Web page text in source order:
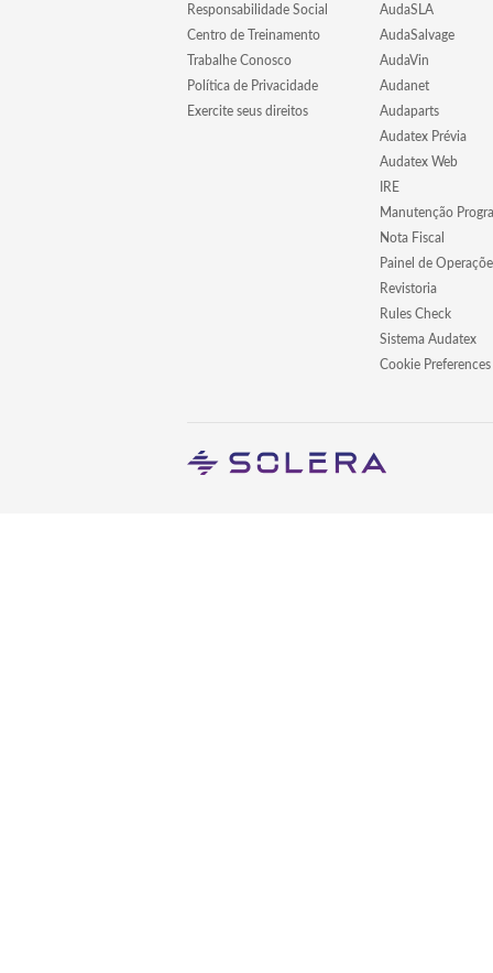
Responsabilidade Social
Centro de Treinamento
Trabalhe Conosco
Política de Privacidade
Exercite seus direitos
AudaSLA
AudaSalvage
AudaVin
Audanet
Audaparts
Audatex Prévia
Audatex Web
IRE
Manutenção
Nota Fiscal
Painel de
Revistoria
Rules Check
Sistema Audatex
Cookie Preferences